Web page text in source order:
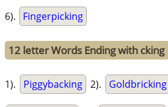
6). Fingerpicking
12 letter Words Ending with cking
1). Piggybacking 2). Goldbricking